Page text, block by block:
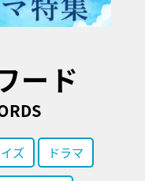
ード
ズ ドラマ